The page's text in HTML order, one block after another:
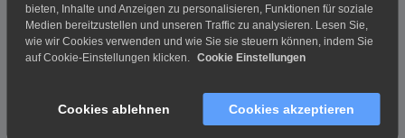
Kommentar hinterlassen
bieten, Inhalte und Anzeigen zu personalisieren, Funktionen für soziale
Medien bereitzustellen und unseren Traffic zu analysieren. Lesen Sie,
wie wir Cookies verwenden und wie Sie sie steuern können, indem Sie
auf Cookie-Einstellungen klicken. Cookie Einstellungen
Cookies ablehnen Cookies akzeptieren